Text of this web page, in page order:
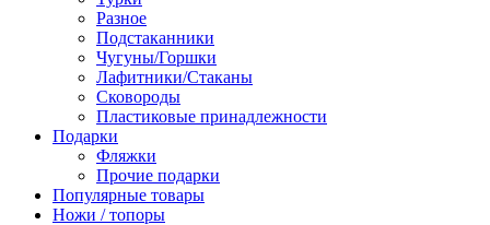
Разное
Подстаканники
Чугуны/Горшки
Лафитники/Стаканы
Сковороды
Пластиковые принадлежности
Подарки
Фляжки
Прочие подарки
Популярные товары
Ножи / топоры